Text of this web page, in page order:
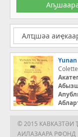
© 2015 КАВКАЗТӘИ
АИЛАЗААРА РФОНД